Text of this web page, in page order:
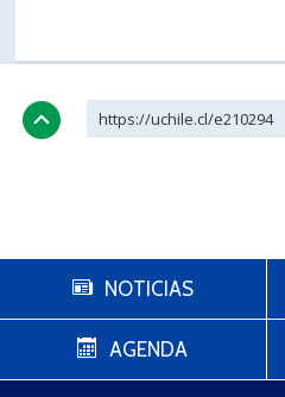
https://uchile.cl/e210294
NOTICIAS
AGENDA